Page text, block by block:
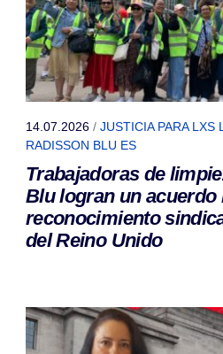
14.07.2026 / JUSTICIA PARA LXS
RADISSON BLU ES
Trabajadoras de
Blu logran un acuerdo
reconocimiento
del Reino Unido